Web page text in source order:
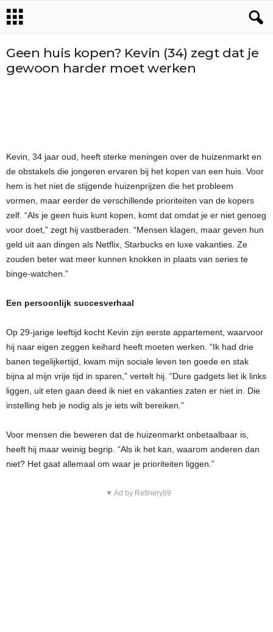
Geen huis kopen? Kevin (34) zegt dat je
gewoon harder moet werken
Kevin, 34 jaar oud, heeft sterke meningen over de huizenmarkt en
de obstakels die jongeren ervaren bij het kopen van een huis. Voor
hem is het niet de stijgende huizenprijzen die het probleem
vormen, maar eerder de verschillende prioriteiten van de kopers
zelf. “Als je geen huis kunt kopen, komt dat omdat je er niet genoeg
voor doet,” zegt hij vastberaden. “Mensen klagen, maar geven hun
geld uit aan dingen als Netflix, Starbucks en luxe vakanties. Ze
zouden beter wat meer kunnen knokken in plaats van series te
binge-watchen.”
Een persoonlijk succesverhaal
Op 29-jarige leeftijd kocht Kevin zijn eerste appartement, waarvoor
hij naar eigen zeggen keihard heeft moeten werken. “Ik had drie
banen tegelijkertijd, kwam mijn sociale leven ten goede en stak
bijna al mijn vrije tijd in sparen,” vertelt hij. “Dure gadgets liet ik links
liggen, uit eten gaan deed ik niet en vakanties zaten er niet in. Die
instelling heb je nodig als je iets wilt bereiken.”
Voor mensen die beweren dat de huizenmarkt onbetaalbaar is,
heeft hij maar weinig begrip. “Als ik het kan, waarom anderen dan
niet? Het gaat allemaal om waar je prioriteiten liggen.”
▼ Ad by Refinery89